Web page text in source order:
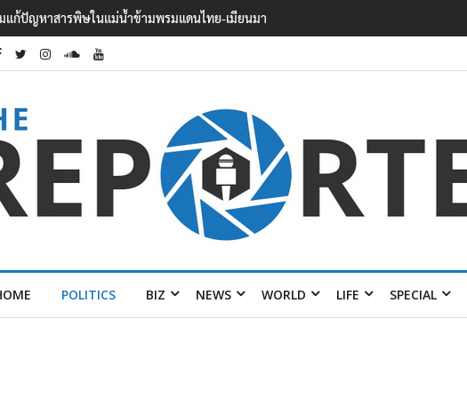
พศิรินทร์ นนทบุรี บาดเจ็บอย่างน้อย 15 เสียชีวิตแล้ว 5
POLITICS BIZ NEWS WORLD LIFE SPECIAL